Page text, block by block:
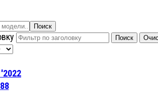
Поиск
Поиск